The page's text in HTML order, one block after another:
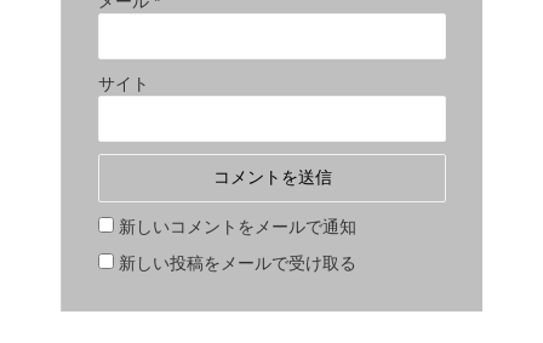
サイト
新しいコメントをメールで通知
新しい投稿をメールで受け取る